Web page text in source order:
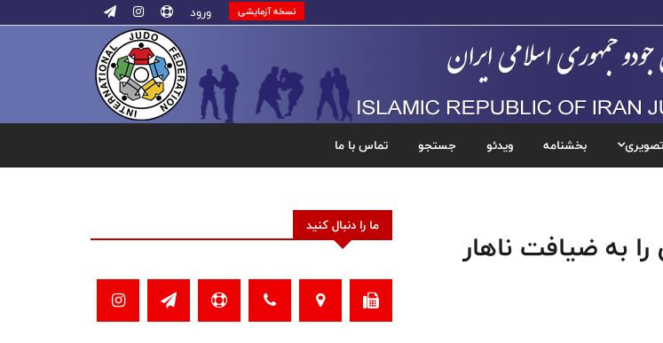
نسخه آزمایشی ورود
بخشنامه ویدئو جستجو تماس با ما
را به ضیافت ناهار
ما را دنبال کنید